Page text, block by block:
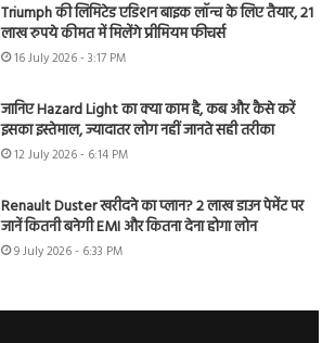
Triumph की लिमिटेड एडिशन बाइक लॉन्च के लिए तैयार, 21
लाख रुपये कीमत में मिलेंगे प्रीमियम फीचर्स
16 July 2026 - 3:17 PM
जानिए Hazard Light का क्या काम है, कब और कैसे करें
इसका इस्तेमाल, ज्यादातर लोग नहीं जानते सही तरीका
12 July 2026 - 6:14 PM
Renault Duster खरीदने का प्लान? 2 लाख डाउन पेमेंट पर
जानें कितनी बनेगी EMI और कितना देना होगा लोन
9 July 2026 - 6:33 PM